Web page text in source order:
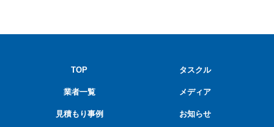
TOP
業者一覧
見積もり事例
タスクル
メディア
お知らせ